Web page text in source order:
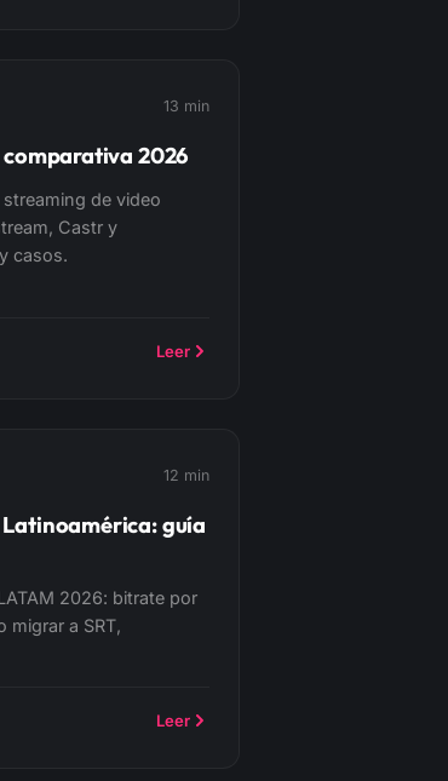
13 min
2026
de video
Castr y
casos.
Leer
12 min
guía
2026: bitrate por
migrar a SRT,
Leer